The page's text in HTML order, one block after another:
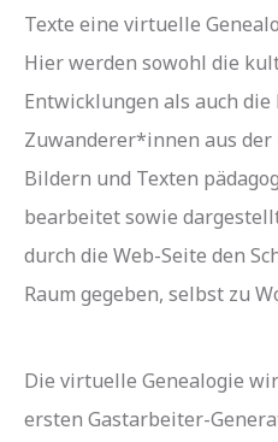
Texte eine virtuelle
Hier werden sowohl die
Entwicklungen als auch
Zuwanderer*innen aus der
Bildern und Texten
bearbeitet sowie
durch die Web-Seite den
Raum gegeben, selbst zu
Die virtuelle Genealogie
ersten Gastarbeiter-